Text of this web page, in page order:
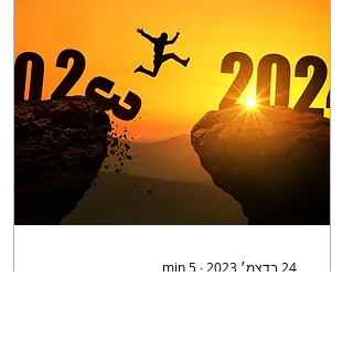
24 בדצמ׳ 2023 ∙
5
min